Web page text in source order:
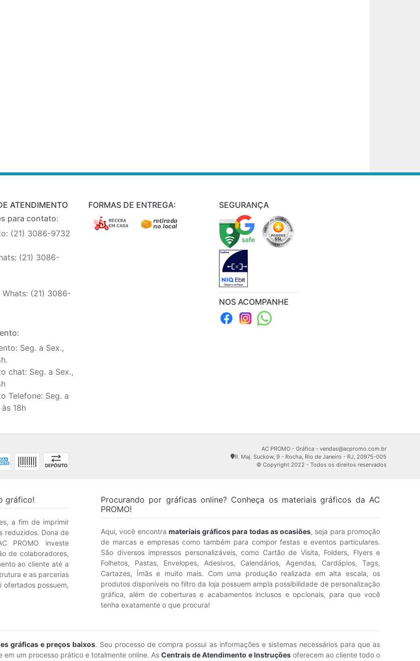
ATENDIMENTO
para contato:
(21) 3086-9732
(21) 3086-
Whats: (21) 3086-
Seg. a Sex.,
chat: Seg. a Sex.,
Telefone: Seg. a
18h
FORMAS DE ENTREGA: SEGURANÇA
NOS ACOMPANHE
AC PROMO - Gráfica - vendas@acpromo.com.br
R. Maj. Suckow, 9 - Rocha, Rio de Janeiro - RJ, 20975-005
© Copyright 2022 - Todos os direitos reservados
gráfico!
a fim de imprimir
reduzidos. Dona de
PROMO investe
de colaboradores,
ao cliente até a
e as parcerias
ofertados possuem,
Procurando por gráficas online? Conheça os materiais gráficos da AC
PROMO!
Aqui, você encontra materiais gráficos para todas as ocasiões, seja para promoção
de marcas e empresas como também para compor festas e eventos particulares.
São diversos impressos personalizáveis, como Cartão de Visita, Folders, Flyers e
Folhetos, Pastas, Envelopes, Adesivos, Calendários, Agendas, Cardápios, Tags,
Cartazes, Ímãs e muito mais. Com uma produção realizada em alta escala, os
produtos disponíveis no filtro da loja possuem ampla possibilidade de personalização
gráfica, além de coberturas e acabamentos inclusos e opcionais, para que você
tenha exatamente o que procura!
gráficas e preços baixos. Seu processo de compra possui as informações e sistemas necessários para que as
em um processo prático e totalmente online. AsCentrais de Atendimento e Instruçõesoferecem ao cliente todo o